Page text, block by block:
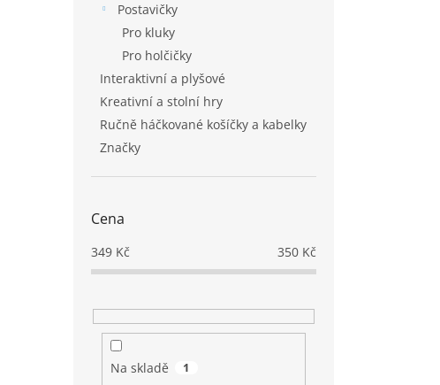
Postavičky
Pro kluky
Pro holčičky
Interaktivní a plyšové
Kreativní a stolní hry
Ručně háčkované košíčky a kabelky
Značky
Cena
349 Kč 350 Kč
Na skladě 1